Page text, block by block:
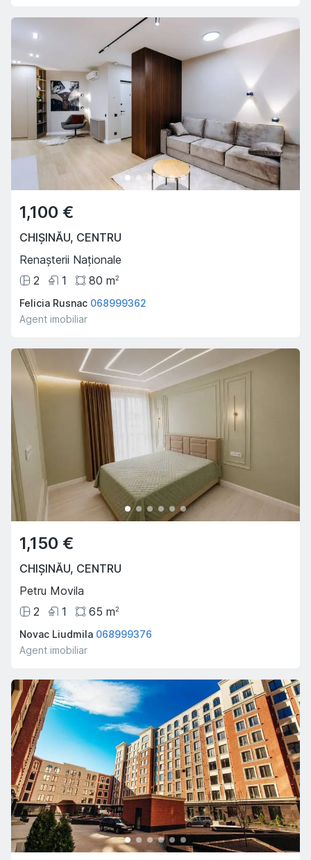
1,100 €
CHIȘINĂU, CENTRU
Renașterii Naționale
2
1 80 m2
Felicia Rusnac 068999362
Agent imobiliar
1,150 €
CHIȘINĂU, CENTRU
Petru Movila
2
1 65 m2
Novac Liudmila 068999376
Agent imobiliar